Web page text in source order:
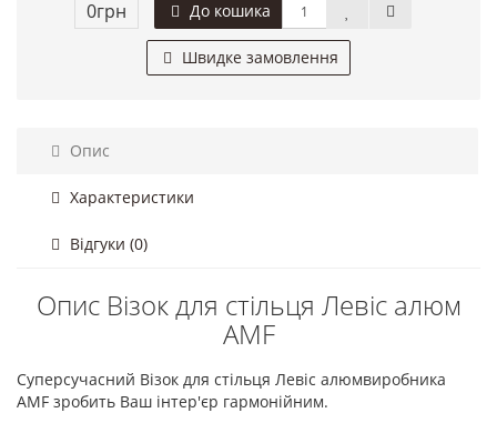
0грн До кошика
Швидке замовлення
Опис
Характеристики
Відгуки (0)
Опис Візок для стільця Левіс алюм
AMF
Суперсучасний Візок для стільця Левіс алюмвиробника
AMF зробить Ваш інтер'єр гармонійним.